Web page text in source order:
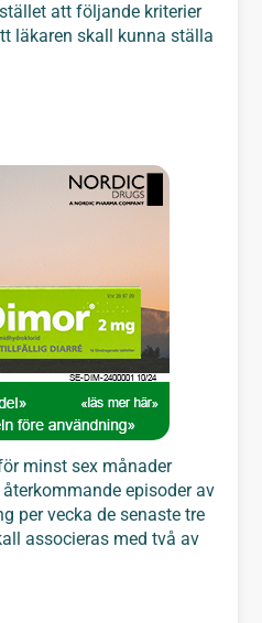
att följande kriterier
läkaren skall kunna ställa
minst sex månader
episoder av
per vecka de senaste tre
associeras med två av